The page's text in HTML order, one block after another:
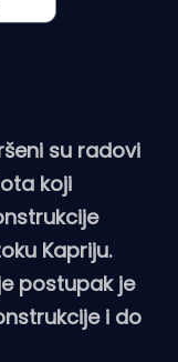
su radovi
koji
Kapriju.
postupak je
i do